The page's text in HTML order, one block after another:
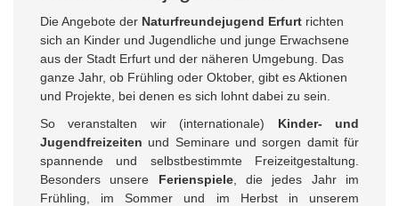
Die Angebote der Naturfreundejugend Erfurt richten
sich an Kinder und Jugendliche und junge Erwachsene
aus der Stadt Erfurt und der näheren Umgebung. Das
ganze Jahr, ob Frühling oder Oktober, gibt es Aktionen
und Projekte, bei denen es sich lohnt dabei zu sein.
So veranstalten wir (internationale) Kinder- und
Jugendfreizeiten und Seminare und sorgen damit für
spannende und selbstbestimmte Freizeitgestaltung.
Besonders unsere Ferienspiele, die jedes Jahr im
Frühling, im Sommer und im Herbst in unserem